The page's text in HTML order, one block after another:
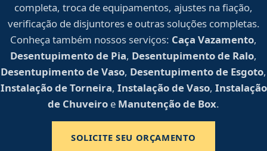
completa, troca de equipamentos, ajustes na fiação,
verificação de disjuntores e outras soluções completas.
Conheça também nossos serviços: Caça Vazamento,
Desentupimento de Pia, Desentupimento de Ralo,
Desentupimento de Vaso, Desentupimento de Esgoto,
Instalação de Torneira, Instalação de Vaso, Instalação
de Chuveiro e Manutenção de Box.
SOLICITE SEU ORÇAMENTO